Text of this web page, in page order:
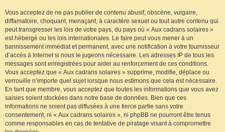
Vous acceptez de ne pas publier de contenu abusif, obscène, vulgaire,
diffamatoire, choquant, menaçant, à caractère sexuel ou tout autre contenu qui
peut transgresser les lois de votre pays, du pays où « Aux cadrans solaires »
est hébergé ou les lois internationales. Le faire peut vous mener à un
bannissement immédiat et permanent, avec une notification à votre fournisseur
d’accès à Internet si nous le jugeons nécessaire. Les adresses IP de tous les
messages sont enregistrées pour aider au renforcement de ces conditions.
Vous acceptez que « Aux cadrans solaires » supprime, modifie, déplace ou
verrouille n’importe quel sujet lorsque nous estimons que cela est nécessaire.
En tant que membre, vous acceptez que toutes les informations que vous avez
saisies soient stockées dans notre base de données. Bien que ces
informations ne soient pas diffusées à une tierce partie sans votre
consentement, ni « Aux cadrans solaires », ni phpBB ne pourront être tenus
comme responsables en cas de tentative de piratage visant à compromettre